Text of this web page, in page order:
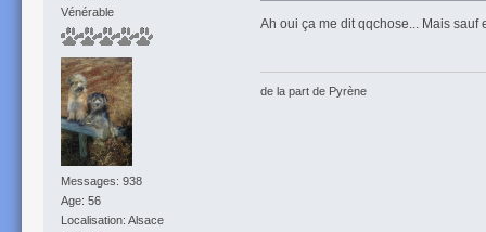
Vénérable
Messages: 938
Age: 56
Localisation: Alsace
Ah oui ça me dit qqchose... Mais
de la part de Pyrène